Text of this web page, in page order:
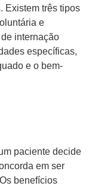
Existem três tipos
e
internação
específicas,
e o bem-
paciente decide
em ser
benefícios